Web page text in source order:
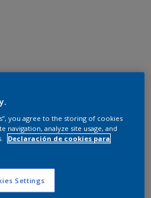
you agree to the storing of cookies
navigation, analyze site usage, and
Declaración de cookies para
Settings